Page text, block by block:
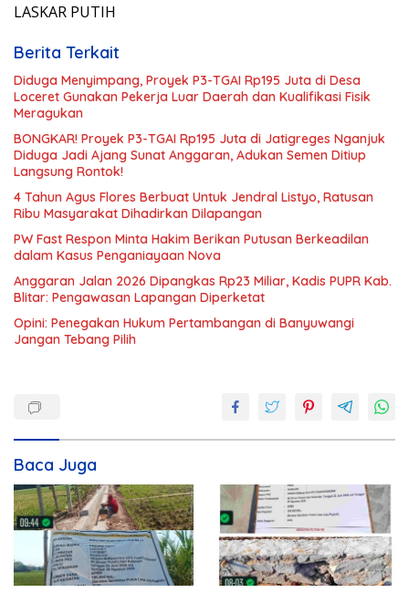
LASKAR PUTIH
Berita Terkait
Diduga Menyimpang, Proyek P3-TGAI Rp195 Juta di Desa
Loceret Gunakan Pekerja Luar Daerah dan Kualifikasi Fisik
Meragukan
BONGKAR! Proyek P3-TGAI Rp195 Juta di Jatigreges Nganjuk
Diduga Jadi Ajang Sunat Anggaran, Adukan Semen Ditiup
Langsung Rontok!
4 Tahun Agus Flores Berbuat Untuk Jendral Listyo, Ratusan
Ribu Masyarakat Dihadirkan Dilapangan
PW Fast Respon Minta Hakim Berikan Putusan Berkeadilan
dalam Kasus Penganiayaan Nova
Anggaran Jalan 2026 Dipangkas Rp23 Miliar, Kadis PUPR Kab.
Blitar: Pengawasan Lapangan Diperketat
Opini: Penegakan Hukum Pertambangan di Banyuwangi
Jangan Tebang Pilih
Baca Juga